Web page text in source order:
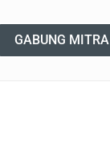
GABUNG MITRA